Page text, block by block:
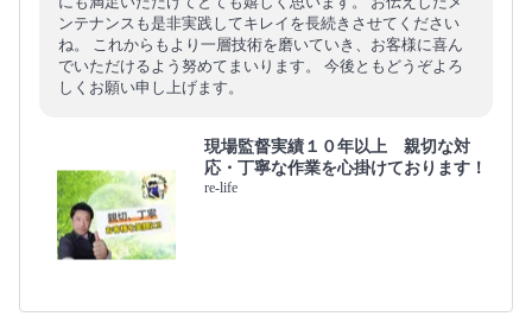
ンテナンスも是非実践してキレイを長続きさせてください
ね。 これからもより一層技術を磨いていき、お客様に喜ん
でいただけるよう努めてまいります。 今後ともどうぞよろ
しくお願い申し上げます。
現場監督実績１０年以上 親切な対
応・丁寧な作業を心掛けております！
re-life